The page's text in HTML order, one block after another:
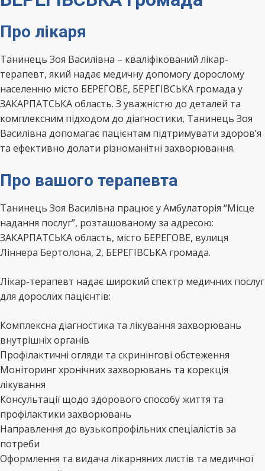
Про лікаря
Танинець Зоя Василівна – кваліфікований лікар-
терапевт, який надає медичну допомогу дорослому
населенню місто БЕРЕГОВЕ, БЕРЕГІВСЬКА громада у
ЗАКАРПАТСЬКА область. З уважністю до деталей та
комплексним підходом до діагностики, Танинець Зоя
Василівна допомагає пацієнтам підтримувати здоров’я
та ефективно долати різноманітні захворювання.
Про вашого терапевта
Танинець Зоя Василівна працює у Амбулаторія “Місце
надання послуг”, розташованому за адресою:
ЗАКАРПАТСЬКА область, місто БЕРЕГОВЕ, вулиця
Ліннера Бертолона, 2, БЕРЕГІВСЬКА громада.
Лікар-терапевт надає широкий спектр медичних послуг
для дорослих пацієнтів:
Комплексна діагностика та лікування захворювань
внутрішніх органів
Профілактичні огляди та скринінгові обстеження
Моніторинг хронічних захворювань та корекція
лікування
Консультації щодо здорового способу життя та
профілактики захворювань
Направлення до вузькопрофільних спеціалістів за
потреби
Оформлення та видача лікарняних листів та медичної